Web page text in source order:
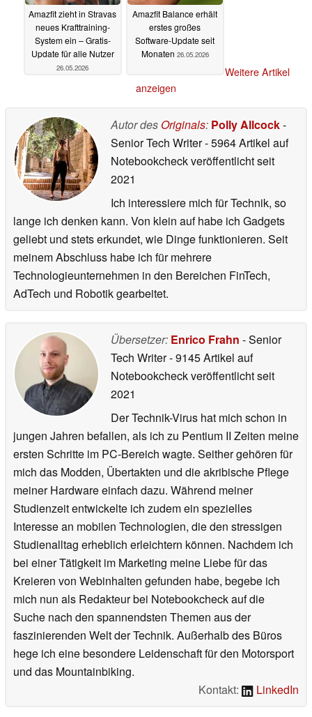
Amazfit zieht in Stravas
neues Krafttraining-
System ein – Gratis-
Update für alle Nutzer
26.05.2026
Amazfit Balance erhält
erstes großes
Software-Update seit
Monaten 26.05.2026
Weitere Artikel
anzeigen
Autor des Originals: Polly Allcock-
Senior Tech Writer- 5964 Artikel auf
Notebookcheck veröffentlichtseit
2021
Ich interessiere mich für Technik, so
lange ich denken kann. Von klein auf habe ich Gadgets
geliebt und stets erkundet, wie Dinge funktionieren. Seit
meinem Abschluss habe ich für mehrere
Technologieunternehmen in den Bereichen FinTech,
AdTech und Robotik gearbeitet.
Übersetzer: Enrico Frahn - Senior
Tech Writer- 9145 Artikel auf
Notebookcheck veröffentlichtseit
2021
Der Technik-Virus hat mich schon in
jungen Jahren befallen, als ich zu Pentium II Zeiten meine
ersten Schritte im PC-Bereich wagte. Seither gehören für
mich das Modden, Übertakten und die akribische Pflege
meiner Hardware einfach dazu. Während meiner
Studienzeit entwickelte ich zudem ein spezielles
Interesse an mobilen Technologien, die den stressigen
Studienalltag erheblich erleichtern können. Nachdem ich
bei einer Tätigkeit im Marketing meine Liebe für das
Kreieren von Webinhalten gefunden habe, begebe ich
mich nun als Redakteur bei Notebookcheck auf die
Suche nach den spannendsten Themen aus der
faszinierenden Welt der Technik. Außerhalb des Büros
hege ich eine besondere Leidenschaft für den Motorsport
und das Mountainbiking.
Kontakt:
LinkedIn